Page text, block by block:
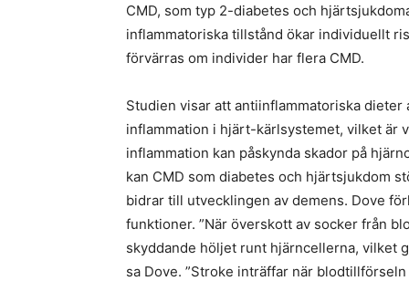
CMD, som typ 2-diabetes och
inflammatoriska tillstånd ökar individuellt
förvärras om individer har flera CMD.
Studien visar att antiinflammatoriska
inflammation i hjärt-kärlsystemet, vilket är
inflammation kan påskynda skador på
kan CMD som diabetes och hjärtsjukdom
bidrar till utvecklingen av demens. Dove
funktioner. ”När överskott av socker från
skyddande höljet runt hjärncellerna, vilket
sa Dove. ”Stroke inträffar när